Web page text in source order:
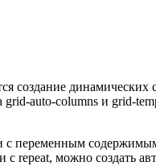
создание
auto-columns и grid-
с переменным
repeat, можно создать